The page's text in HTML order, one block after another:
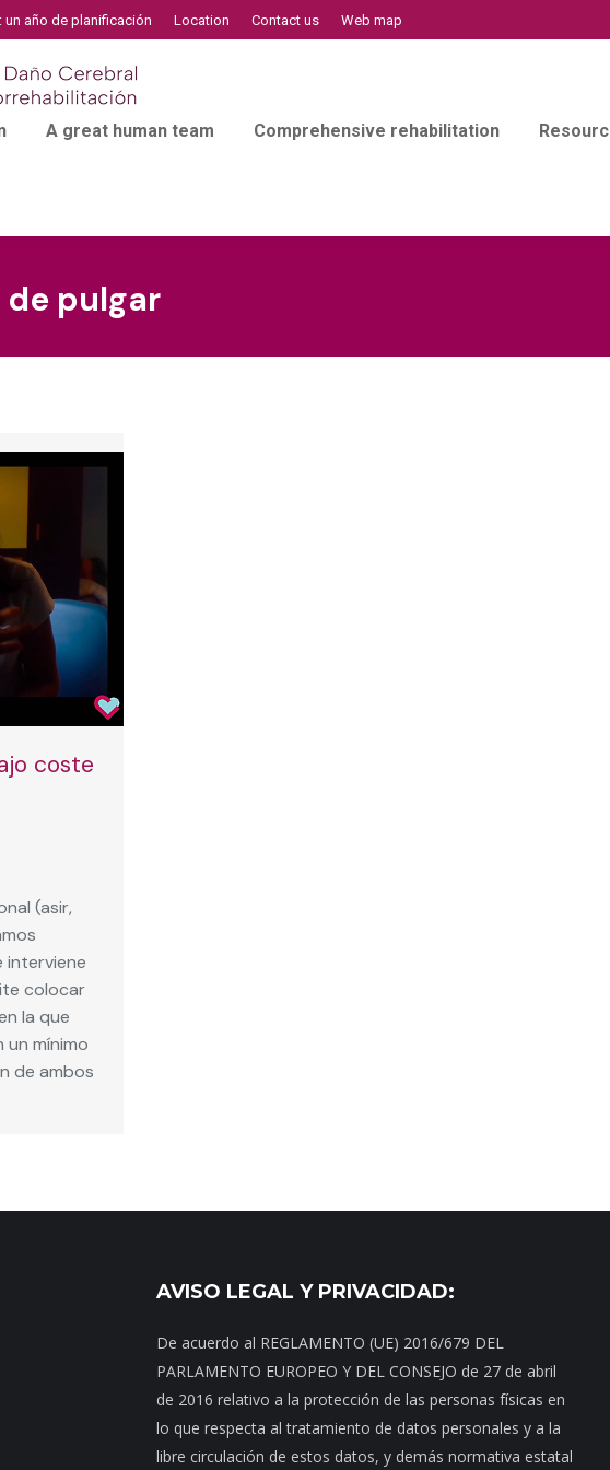
un año de planificación Location Contact us Web map
A great human team Comprehensive rehabilitation
pulgar
coste
(asir,
interviene
colocar
la que
un mínimo
de ambos
AVISO LEGAL Y PRIVACIDAD:
De acuerdo al REGLAMENTO (UE) 2016/679 DEL
PARLAMENTO EUROPEO Y DEL CONSEJO de 27 de abril
de 2016 relativo a la protección de las personas físicas en
lo que respecta al tratamiento de datos personales y a la
libre circulación de estos datos, y demás normativa estatal